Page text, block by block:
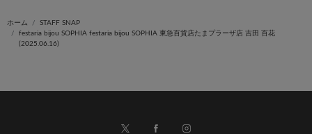
ホーム
STAFF SNAP
festaria bijou SOPHIA festaria bijou SOPHIA 東急百貨店たまプラーザ店 吉田 百花
(2025.06.16)